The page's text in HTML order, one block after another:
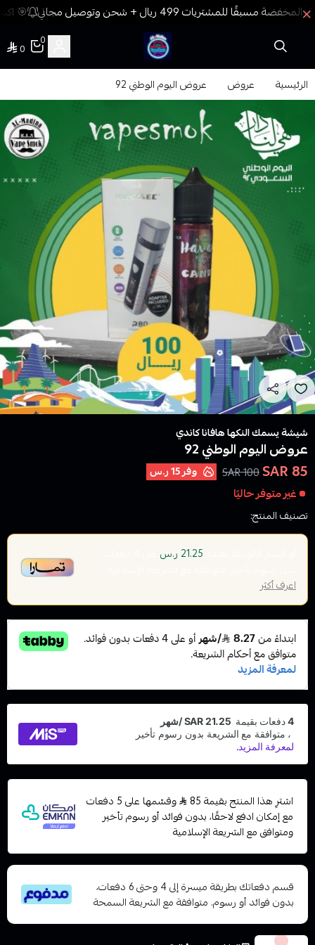
🎯
فيب المدينة
0
0
الرئيسية عروض عروض اليوم الوطني 92
شيشة يسمك النكها هافانا كاندي
عروض اليوم الوطني 92
85 SAR
100 SAR وفر15 ر.س
غير متوفر حاليًا
تصنيف المنتج:
21.25 ر.س
اعرف أكثر
اشترِ هذا المنتج بقيمة 85
وقسّمها على 5 دفعات
مع إمكان ادفع لاحقًا، بدون فوائد أو رسوم تأخير
ومتوافق مع الشريعة الإسلامية
قسم دفعاتك بطريقة ميسرة إلى 4 وحتى 6 دفعات،
بدون فوائد أو رسوم. متوافقة مع الشريعة السمحة